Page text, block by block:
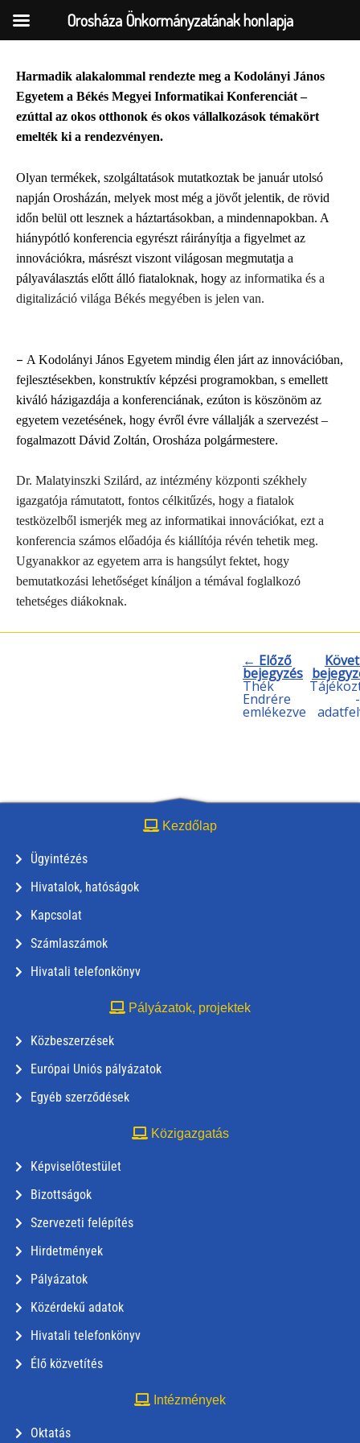
Skip
content
Harmadik alakalommal rendezte meg a Kodolányi János
Egyetem a Békés Megyei Informatikai Konferenciát –
ezúttal az okos otthonok és okos vállalkozások témakört
emelték ki a rendezvényen.
Olyan termékek, szolgáltatások mutatkoztak be január utolsó
napján Orosházán, melyek most még a jövőt jelentik, de rövid
időn belül ott lesznek a háztartásokban, a mindennapokban. A
hiánypótló konferencia egyrészt ráirányítja a figyelmet az
innovációkra, másrészt viszont világosan megmutatja a
pályaválasztás előtt álló fiataloknak, hogy az informatika és a
digitalizáció világa Békés megyében is jelen van.
– A Kodolányi János Egyetem mindig élen járt az innovációban,
fejlesztésekben, konstruktív képzési programokban, s emellett
kiváló házigazdája a konferenciának, ezúton is köszönöm az
egyetem vezetésének, hogy évről évre vállalják a szervezést –
fogalmazott Dávid Zoltán, Orosháza polgármestere.
Dr. Malatyinszki Szilárd, az intézmény központi székhely
igazgatója rámutatott, fontos célkitűzés, hogy a fiatalok
testközelből ismerjék meg az informatikai innovációkat, ezt a
konferencia számos előadója és kiállítója révén tehetik meg.
Ugyanakkor az egyetem arra is hangsúlyt fektet, hogy
bemutatkozási lehetőséget kínáljon a témával foglalkozó
tehetséges diákoknak.
← Előző
bejegyzés
Thék
Endrére
emlékezve
Kezdőlap
Ügyintézés
Hivatalok, hatóságok
Kapcsolat
Számlaszámok
Hivatali telefonkönyv
Pályázatok, projektek
Közbeszerzések
Európai Uniós pályázatok
Egyéb szerződések
Közigazgatás
Képviselőtestület
Bizottságok
Szervezeti felépítés
Hirdetmények
Pályázatok
Közérdekű adatok
Hivatali telefonkönyv
Élő közvetítés
Intézmények
Oktatás
Orosháza Önkormányzatának honlapja